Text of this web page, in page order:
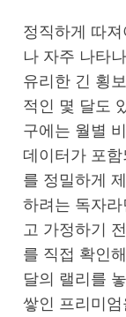
정직하게 따
나 자주 나타
유리한 긴 횡
적인 몇 달도
구에는 월별
데이터가 포
를 정밀하게
하려는 독자
고 가정하기
를 직접 확인
달의 랠리를
쌓인 프리미